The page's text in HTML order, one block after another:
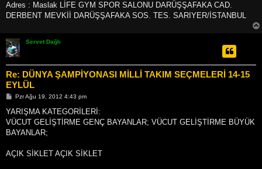
Adres : Maslak LİFE GYM SPOR SALONU DARÜŞŞAFAKA CAD.
DERBENT MEVKİİ DARÜŞŞAFAKA SOS. TES. SARIYER/İSTANBUL
Servet Dağlı
Re: DÜNYA ŞAMPİYONASI MİLLİ TAKIM SEÇMELERİ 14-15
EYLÜL
M
s
a
j
Pzr Ağu 19, 2012 4:43 pm
YARIŞMA KATEGORİLERİ:
VÜCUT GELİŞTİRME GENÇ BAYANLAR; VÜCUT GELİŞTİRME BÜYÜK
BAYANLAR;
AÇIK SİKLET AÇIK SİKLET